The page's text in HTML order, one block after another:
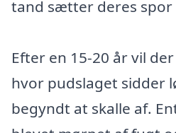
tand sætter deres spor
Efter en 15-20 år vil
hvor pudslaget sidder
begyndt at skalle af.